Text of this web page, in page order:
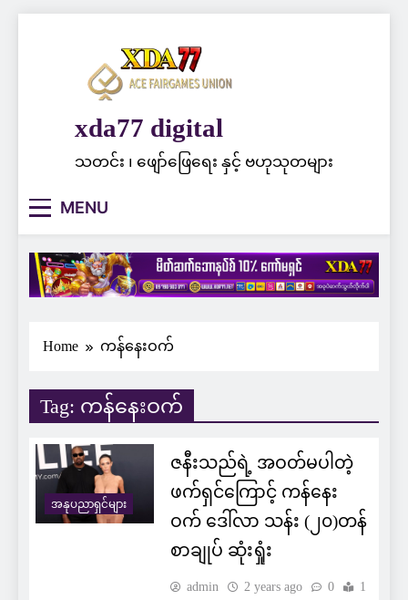
xda77 digital
သတင်း ၊ ဖျော်ဖြေရေး နှင့် ဗဟုသုတများ
MENU
Home ကန်နေးဝက်
Tag: ကန်နေးဝက်
အနုပညာရှင်များ
ဇနီးသည်ရဲ့ အဝတ်မပါတဲ့
ဖက်ရှင်ကြောင့် ကန်နေး
ဝက် ဒေါ်လာ သန်း (၂၀)တန်
စာချုပ် ဆုံးရှုံး
admin 2 years ago 0
1